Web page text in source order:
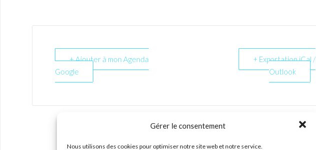
Gérer le consentement
Nous utilisons des cookies pour optimiser notre site web et notre service.
+ Ajouter à mon Agenda
Google
+ Exportation iCal /
Outlook